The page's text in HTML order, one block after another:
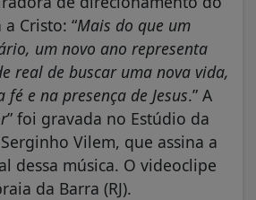
Cristo: “Mais do que um
um novo ano representa
real de buscar uma nova vida,
e na presença de Jesus.” A
” foi gravada no Estúdio da
Vilem, que assina a
dessa música. O videoclipe
da Barra (RJ).